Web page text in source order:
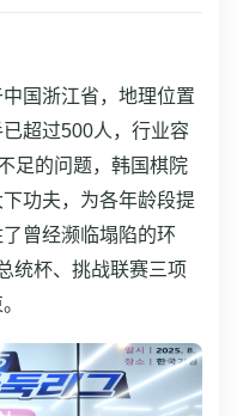
国浙江省，地理位置
超过500人，行业容
足的问题，韩国棋院
功夫，为各年龄段提
曾经濒临塌陷的环
统杯、挑战联赛三项